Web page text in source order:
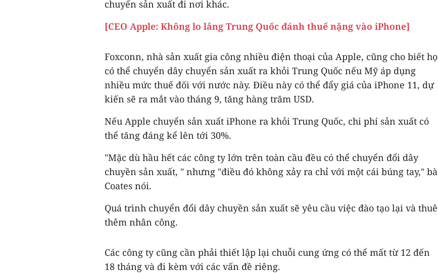
chuyển sản xuất đi nơi khác.
[CEO Apple: Không lo lắng Trung Quốc đánh thuế nặng vào iPhone]
Foxconn, nhà sản xuất gia công nhiều điện thoại của Apple, cũng cho biết họ
có thể chuyển dây chuyển sản xuất ra khỏi Trung Quốc nếu Mỹ áp dụng
nhiều mức thuế đối với nước này. Điều này có thể đẩy giá của iPhone 11, dự
kiến sẽ ra mắt vào tháng 9, tăng hàng trăm USD.
Nếu Apple chuyển sản xuất iPhone ra khỏi Trung Quốc, chi phí sản xuất có
thể tăng đáng kể lên tới 30%.
"Mặc dù hầu hết các công ty lớn trên toàn cầu đều có thể chuyển đổi dây
chuyền sản xuất, " nhưng "điều đó không xảy ra chỉ với một cái búng tay," bà
Coates nói.
Quá trình chuyển đổi dây chuyền sản xuất sẽ yêu cầu việc đào tạo lại và thuê
thêm nhân công.
Các công ty cũng cần phải thiết lập lại chuỗi cung ứng có thể mất từ 12 đến
18 tháng và đi kèm với các vấn đề riêng.